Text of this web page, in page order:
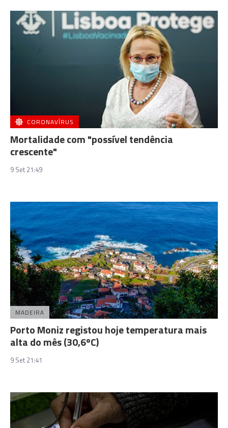
CORONAVÍRUS
Mortalidade com "possível tendência
crescente"
9 Set 21:49
MADEIRA
Porto Moniz registou hoje temperatura mais
alta do mês (30,6ºC)
9 Set 21:41